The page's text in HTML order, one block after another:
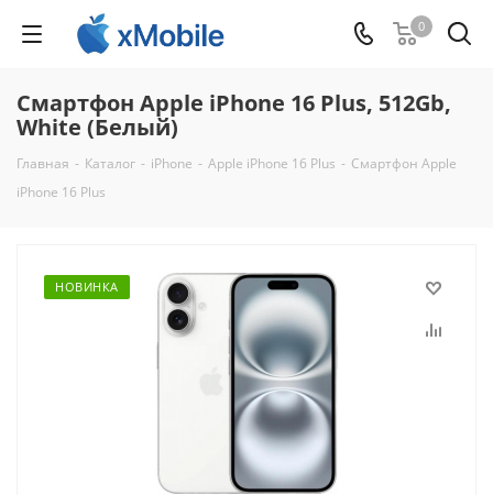
0
Смартфон Apple iPhone 16 Plus, 512Gb,
White (Белый)
Главная - Каталог - iPhone - Apple iPhone 16 Plus - Смартфон Apple
iPhone 16 Plus
НОВИНКА